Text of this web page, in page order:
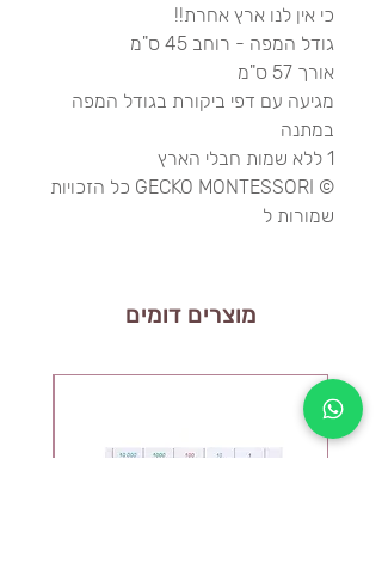
כי אין לנו ארץ אחרת!!
גודל המפה - רוחב 45 ס"מ
אורך 57 ס"מ
מגיעה עם דפי ביקורת בגודל המפה
במתנה
1 ללא שמות חבלי הארץ
© GECKO MONTESSORI כל הזכויות
שמורות ל
מוצרים דומים